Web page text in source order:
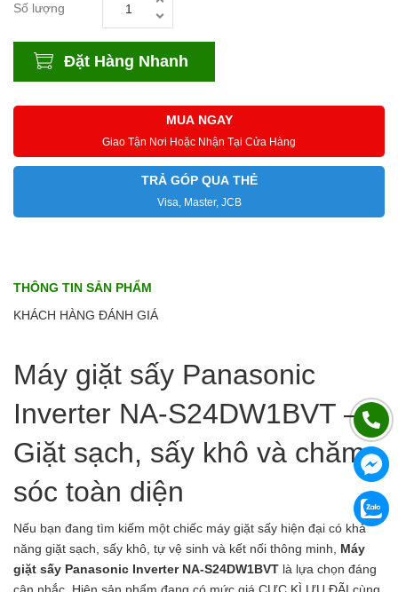
Số lượng
Đặt Hàng Nhanh
MUA NGAY
Giao Tận Nơi Hoặc Nhận Tại Cửa Hàng
TRẢ GÓP QUA THẺ
Visa, Master, JCB
THÔNG TIN SẢN PHẨM
KHÁCH HÀNG ĐÁNH GIÁ
Máy giặt sấy Panasonic
Inverter NA-S24DW1BVT –
Giặt sạch, sấy khô và chăm
sóc toàn diện
Nếu bạn đang tìm kiếm một chiếc máy giặt sấy hiện đại có khả
năng giặt sạch, sấy khô, tự vệ sinh và kết nối thông minh, Máy
giặt sấy Panasonic Inverter NA-S24DW1BVT là lựa chọn đáng